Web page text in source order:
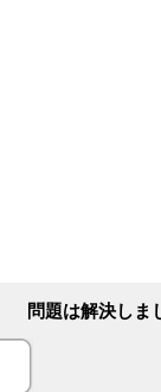
問題は解決しま